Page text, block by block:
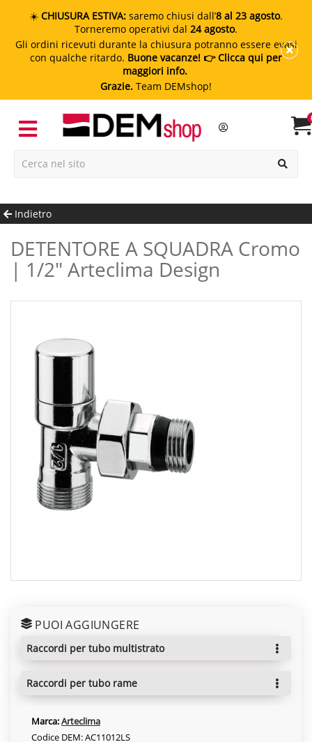
☀️ CHIUSURA ESTIVA: saremo chiusi dall’8 al 23 agosto.
Torneremo operativi dal 24 agosto.
Gli ordini ricevuti durante la chiusura potranno essere evasi
con qualche ritardo. Buone vacanze! 👉 Clicca qui per
maggiori info.
Grazie. Team DEMshop!
Indietro
DETENTORE A SQUADRA Cromo
| 1/2" Arteclima Design
PUOI AGGIUNGERE
raccordi per tubo multistrato
raccordi per tubo rame
Marca:Arteclima
Codice DEM: AC11012LS